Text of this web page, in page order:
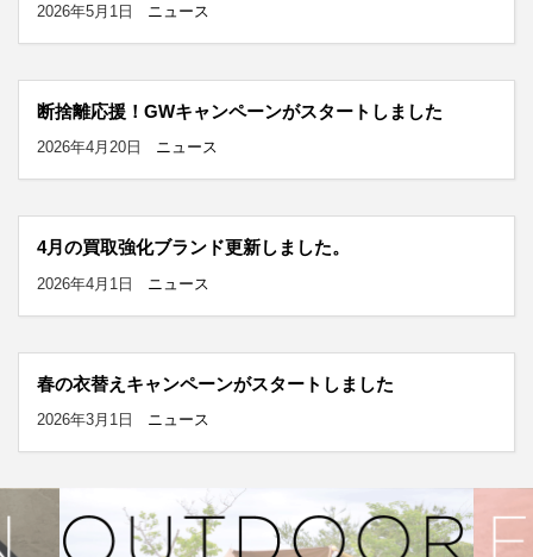
2026年5月1日 ニュース
断捨離応援！GWキャンペーンがスタートしました
2026年4月20日 ニュース
4月の買取強化ブランド更新しました。
2026年4月1日 ニュース
春の衣替えキャンペーンがスタートしました
2026年3月1日 ニュース